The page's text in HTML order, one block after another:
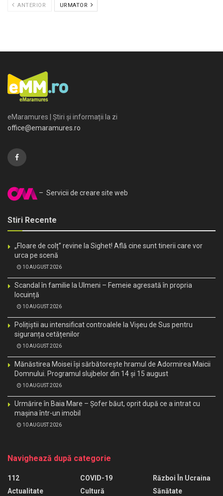
ANTERIOR URMATOR
eMaramures | Știri și informații la zi
office@emaramures.ro
– Servicii de creare site web
Stiri Recente
„Floare de colț” revine la Sighet! Află cine sunt tinerii care vor
urca pe scenă
10 AUGUST 2026
Scandal în familie la Ulmeni – Femeie agresată în propria
locuință
10 AUGUST 2026
Polițiștii au intensificat controalele la Vișeu de Sus pentru
siguranța cetățenilor
10 AUGUST 2026
Mănăstirea Moisei își sărbătorește hramul de Adormirea Maicii
Domnului. Programul slujbelor din 14 și 15 august
10 AUGUST 2026
Urmărire în Baia Mare – Șofer băut, oprit după ce a intrat cu
mașina într-un imobil
10 AUGUST 2026
Navighează după categorie
112
Actualitate
COVID-19
Cultură
Război În Ucraina
Sănătate